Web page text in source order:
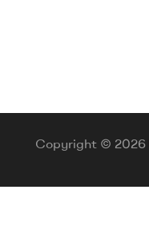
Copyright © 2026